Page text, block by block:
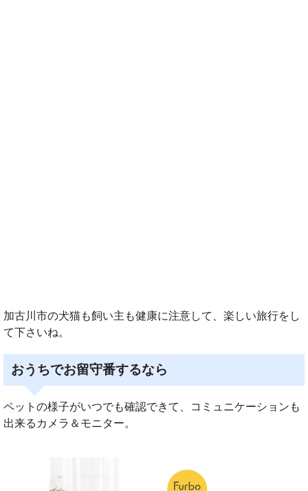
加古川市の犬猫も飼い主も健康に注意して、楽しい旅行をし
て下さいね。
おうちでお留守番するなら
ペットの様子がいつでも確認できて、コミュニケーションも
出来るカメラ＆モニター。